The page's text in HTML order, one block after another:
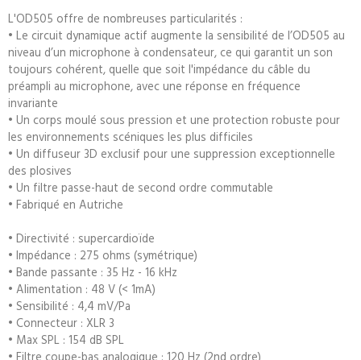
L'OD505 offre de nombreuses particularités :
• Le circuit dynamique actif augmente la sensibilité de l’OD505 au
niveau d’un microphone à condensateur, ce qui garantit un son
toujours cohérent, quelle que soit l'impédance du câble du
préampli au microphone, avec une réponse en fréquence
invariante
• Un corps moulé sous pression et une protection robuste pour
les environnements scéniques les plus difficiles
• Un diffuseur 3D exclusif pour une suppression exceptionnelle
des plosives
• Un filtre passe-haut de second ordre commutable
• Fabriqué en Autriche
• Directivité : supercardioïde
• Impédance : 275 ohms (symétrique)
• Bande passante : 35 Hz - 16 kHz
• Alimentation : 48 V (< 1mA)
• Sensibilité : 4,4 mV/Pa
• Connecteur : XLR 3
• Max SPL : 154 dB SPL